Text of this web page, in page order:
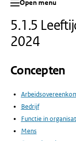
Open menu
5.1.5
2024
Concepten
Bedrijf
Functie in
Mens